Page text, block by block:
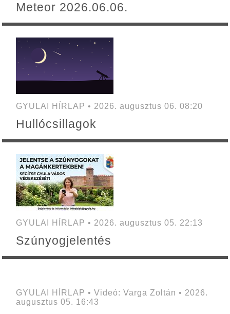
Meteor 2026.06.06.
GYULAI HÍRLAP • 2026. augusztus 06. 08:20
Hullócsillagok
GYULAI HÍRLAP • 2026. augusztus 05. 22:13
Szúnyogjelentés
GYULAI HÍRLAP • Videó: Varga Zoltán • 2026.
augusztus 05. 16:43